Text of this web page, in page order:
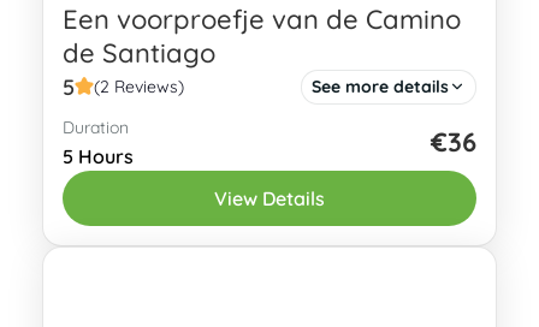
Een voorproefje van de Camino
de Santiago
5 (2 Reviews) See more details
Heb je gehoord over de Camino de
Santiago en heb je zelfs overwogen om
een van de routes te lopen (ja, er zijn
meerdere routes!)?...
Duration
5 Hours €36
View Details